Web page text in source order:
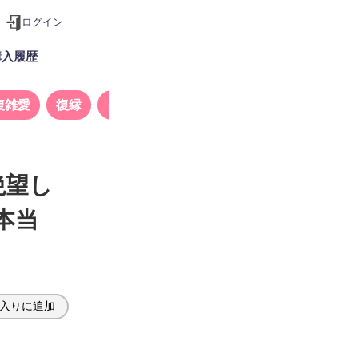
ログイン
入履歴
雑愛 復縁
し
当
りに追加